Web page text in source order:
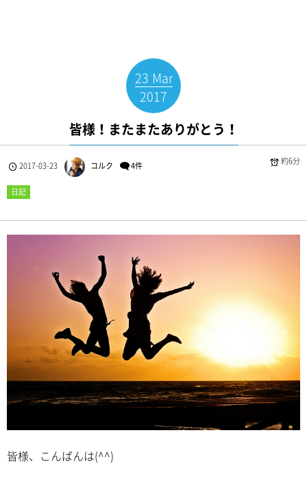
23 Mar
2017
皆様！またまたありがとう！
2017-03-23 コルク 4件 約6分
日記
皆様、こんばんは(^^)